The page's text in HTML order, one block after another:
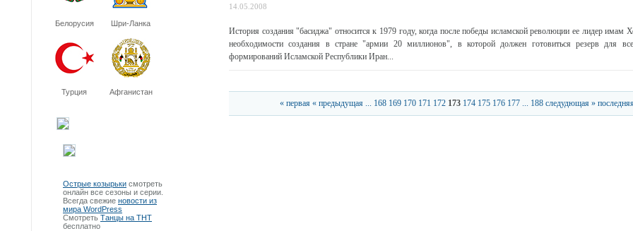
Белорусия Шри-Ланка
Турция Афганистан
Острые козырьки смотреть
онлайн все сезоны и серии.
Всегда свежие новости из
мира WordPress
Смотреть Танцы на ТНТ
бесплатно
14.05.2008
История создания "басиджа" относится к 1979 году, когда после победы исламской революции ее лидер имам
необходимости создания в стране "армии 20 миллионов", в которой должен готовиться резерв для
формирований Исламской Республики Иран...
« первая « предыдущая ... 168 169 170 171 172 173 174 175 176 177 ... 188 следудющая »